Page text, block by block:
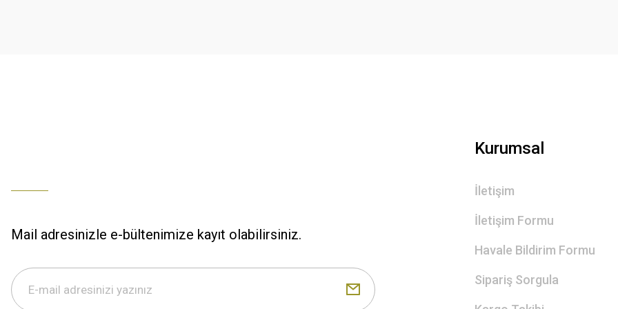
S... M... | 29/12/2025
Mail adresinizle e-bültenimize kayıt olabilirsiniz.
Kurumsal
İletişim
İletişim Formu
Havale Bildirim Formu
Sipariş Sorgula